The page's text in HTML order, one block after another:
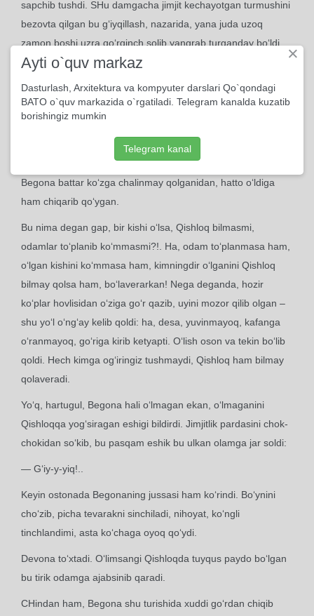
sapchib tushdi. SHu damgacha jimjit kechayotgan turmushini
bezovta qilgan bu g‘iyqillash, nazarida, yana juda uzoq
zamon boshi uzra qo‘rqinch solib yangrab turganday bo‘ldi.
Eshiklarni qiya ochib, hadik-xavotirda, tovush chiqqan
Etakdagi kulbada eski zamonlardan beri bu Qishloqqa
kim, heshlari bormi, nima ish qiladi – Qishloq buni bilmas, uni
tanimas edi. Keyingi paytlar hamma o‘zi bilan o‘zi bo‘lib ketib,
Begona battar ko‘zga chalinmay qolganidan, hatto o‘ldiga
ham chiqarib qo‘ygan.
Bu nima degan gap, bir kishi o‘lsa, Qishloq bilmasmi,
odamlar to‘planib ko‘mmasmi?!. Ha, odam to‘planmasa ham,
o‘lgan kishini ko‘mmasa ham, kimningdir o‘lganini Qishloq
bilmay qolsa ham, bo‘laverarkan! Nega deganda, hozir
ko‘plar hovlisidan o‘ziga go‘r qazib, uyini mozor qilib olgan –
shu yo‘l o‘ng‘ay kelib qoldi: ha, desa, yuvinmayoq, kafanga
o‘ranmayoq, go‘riga kirib ketyapti. O‘lish oson va tekin bo‘lib
qoldi. Hech kimga og‘iringiz tushmaydi, Qishloq ham bilmay
qolaveradi.
Yo‘q, hartugul, Begona hali o‘lmagan ekan, o‘lmaganini
Qishloqqa yog‘siragan eshigi bildirdi. Jimjitlik pardasini chok-
chokidan so‘kib, bu pasqam eshik bu ulkan olamga jar soldi:
— G‘iy-y-yiq!..
Keyin ostonada Begonaning jussasi ham ko‘rindi. Bo‘ynini
cho‘zib, picha tevarakni sinchiladi, nihoyat, ko‘ngli
tinchlandimi, asta ko‘chaga oyoq qo‘ydi.
Devona to‘xtadi. O‘limsangi Qishloqda tuyqus paydo bo‘lgan
bu tirik odamga ajabsinib qaradi.
CHindan ham, Begona shu turishida xuddi go‘rdan chiqib
×
Ayti o`quv markaz
Dasturlash, Arxitektura va kompyuter darslari Qo`qondagi
BATO o`quv markazida o`rgatiladi. Telegram kanalda kuzatib
borishingiz mumkin
Telegram kanal